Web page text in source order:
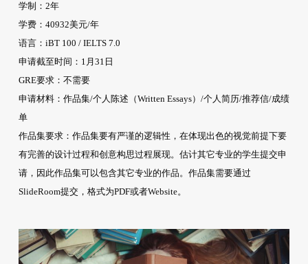
学制：2年
学费：40932美元/年
语言：iBT 100 / IELTS 7.0
申请截至时间：1月31日
GRE要求：不需要
申请材料：作品集/个人陈述（Written Essays）/个人简历/推荐信/成绩
单
作品集要求：作品集要有严谨的逻辑性，在体现出色的视觉前提下要
有完善的设计过程和创意构思过程展现。估计其它专业的学生提交申
请，因此作品集可以包含其它专业的作品。作品集需要通过
SlideRoom提交，格式为PDF或者Website。